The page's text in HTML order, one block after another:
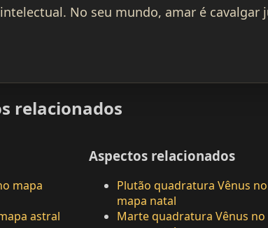
No seu mundo, amar é
relacionados
mapa
astral
Aspectos relacionados
Plutão quadratura Vênus no
mapa natal
Marte quadratura Vênus no